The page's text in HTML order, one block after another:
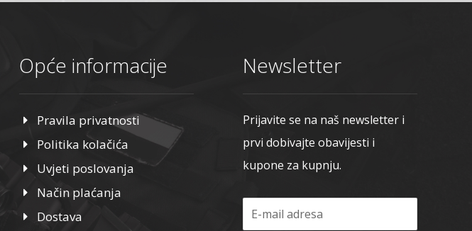
Opće informacije
Pravila privatnosti
Politika kolačića
Uvjeti poslovanja
Način plaćanja
Dostava
Newsletter
Prijavite se na naš newsletter i
prvi dobivajte obavijesti i
kupone za kupnju.